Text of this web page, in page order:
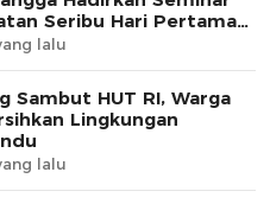
Seribu Hari Pertama
lalu
Sambut HUT RI, Warga
Lingkungan
lalu